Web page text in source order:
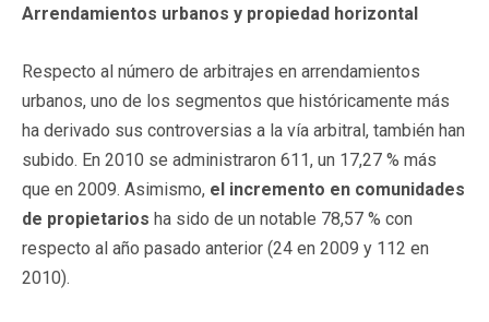
Arrendamientos urbanos y propiedad horizontal
Respecto al número de arbitrajes en arrendamientos
urbanos, uno de los segmentos que históricamente más
ha derivado sus controversias a la vía arbitral, también han
subido. En 2010 se administraron 611, un 17,27 % más
que en 2009. Asimismo, el incremento en comunidades
de propietarios ha sido de un notable 78,57 % con
respecto al año pasado anterior (24 en 2009 y 112 en
2010).